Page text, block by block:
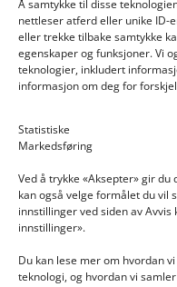
Å samtykke til disse
nettleser atferd eller unike ID-
eller trekke tilbake samtykke
egenskaper og funksjoner. Vi
teknologier, inkludert
informasjon om deg for
Statistiske
Markedsføring
Ved å trykke «Aksepter» gir
kan også velge formålet du vil
innstillinger ved siden av
innstillinger».
Du kan lese mer om hvordan
teknologi, og hvordan vi